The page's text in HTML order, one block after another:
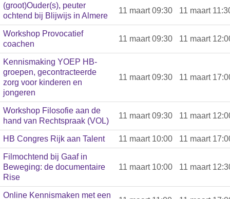
(groot)Ouder(s), peuter
ochtend bij Blijwijs in Almere
11 maart 09:30 11 maart
Workshop Provocatief
coachen
11 maart 09:30 11 maart
Kennismaking YOEP HB-
groepen, gecontracteerde
zorg voor kinderen en
jongeren
11 maart 09:30 11 maart
Workshop Filosofie aan de
hand van Rechtspraak (VOL)
11 maart 09:30 11 maart
HB Congres Rijk aan Talent 11 maart 10:00 11 maart
Filmochtend bij Gaaf in
Beweging: de documentaire
Rise
11 maart 10:00 11 maart
Online Kennismaken met een